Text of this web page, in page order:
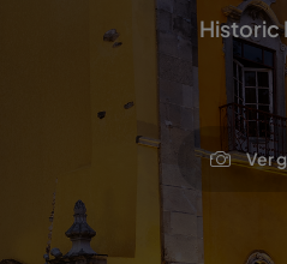
Historic
Ver